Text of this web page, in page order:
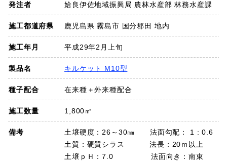
プライバシーポリシー
お問い合わせ
発注者 姶良伊佐地域振興局 農林水産部 林務水産課
施工都道府県 鹿児島県 霧島市 国分郡田 地内
施工年月 平成29年2月上旬
製品名 キルケット M10型
種子配合 在来種＋外来種配合
施工数量 1,800㎡
備考
土壌硬度：26～30㎜ 法面勾配： 1 : 0.6
土質：硬質シラス 法長：20ｍ以上
土壌ｐＨ：7.0 法面向き：南東